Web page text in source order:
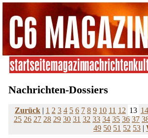
Nachrichten-Dossiers
Zurück | 1 2 3 4 5 6 7 8 9 10 11 12 13 14
25 26 27 28 29 30 31 32 33 34 35 36 37
49 50 51 52 53 |